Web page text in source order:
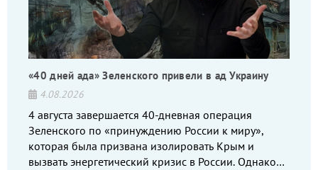
«40 дней ада» Зеленского привели в ад Украину
4.08.2026
4 августа завершается 40-дневная операция
Зеленского по «принуждению России к миру»,
которая была призвана изолировать Крым и
вызвать энергетический кризис в России. Однако